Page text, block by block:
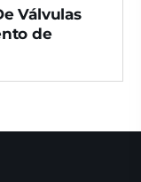
Válvulas
de